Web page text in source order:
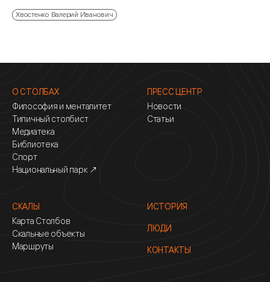
Хвостенко Валерий Иванович
О СТОЛБАХ
Философия и менталитет
Типичный столбист
Медиатека
Библиотека
Спорт
Национальный парк ↗
ПРЕСС ЦЕНТР
Новости
Статьи
СКАЛЫ
Карта Столбов
Скальные объекты
Маршруты
ИСТОРИЯ
ЛЮДИ
КОНТАКТЫ